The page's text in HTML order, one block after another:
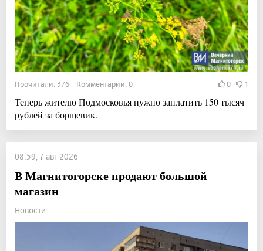
Прочитали: 376 Комментарии: 0 0 1
Теперь жителю Подмосковья нужно заплатить 150 тысяч
рублей за борщевик.
08:59, 7 авг 2026
В Магнитогорске продают большой
магазин
Новости